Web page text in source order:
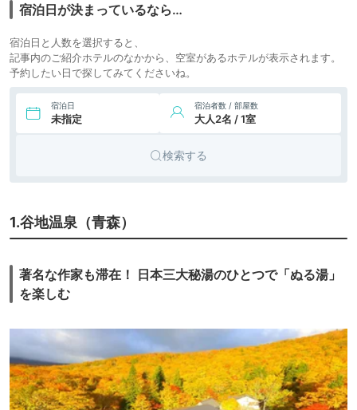
や
宿泊日が決まっているなら…
宿泊日と人数を選択すると、
記事内のご紹介ホテルのなかから、空室があるホテルが表示されます。
予約したい日で探してみてくださいね。
宿泊日
未指定
宿泊者数 / 部屋数
大人2名 / 1室
検索する
1.谷地温泉（青森）
著名な作家も滞在！ 日本三大秘湯のひとつで「ぬる湯」
を楽しむ